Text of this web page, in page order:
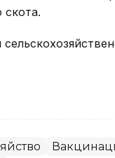
скота.